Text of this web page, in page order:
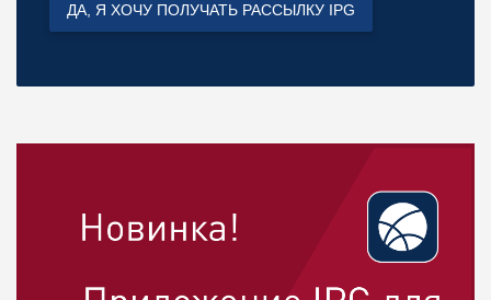
ДА, Я ХОЧУ ПОЛУЧАТЬ РАССЫЛКУ IPG